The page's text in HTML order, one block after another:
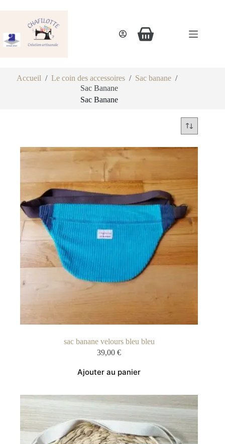
Accueil / Le coin des accessoires / Sac banane /
Sac Banane
Sac Banane
sac banane velours bleu bleu
39,00€
Ajouter au panier